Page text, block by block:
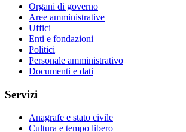
Organi di governo
Aree amministrative
Uffici
Enti e fondazioni
Politici
Personale amministrativo
Documenti e dati
Servizi
Anagrafe e stato civile
Cultura e tempo libero